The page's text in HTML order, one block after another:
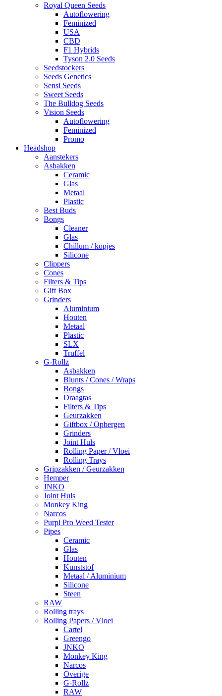
Royal Queen Seeds
Autoflowering
Feminized
USA
CBD
F1 Hybrids
Tyson 2.0 Seeds
Seedstockers
Seeds Genetics
Sensi Seeds
Sweet Seeds
The Bulldog Seeds
Vision Seeds
Autoflowering
Feminized
Promo
Headshop
Aanstekers
Asbakken
Ceramic
Glas
Metaal
Plastic
Best Buds
Bongs
Cleaner
Glas
Chillum / kopjes
Silicone
Clippers
Cones
Filters & Tips
Gift Box
Grinders
Aluminium
Houten
Metaal
Plastic
SLX
Truffel
G-Rollz
Asbakken
Blunts / Cones / Wraps
Bongs
Draagtas
Filters & Tips
Geurzakken
Giftbox / Opbergen
Grinders
Joint Huls
Rolling Paper / Vloei
Rolling Trays
Gripzakken / Geurzakken
Hemper
JNKO
Joint Huls
Monkey King
Narcos
Purpl Pro Weed Tester
Pipes
Ceramic
Glas
Houten
Kunststof
Metaal / Aluminium
Silicone
Steen
RAW
Rolling trays
Rolling Papers / Vloei
Cartel
Greengo
JNKO
Monkey King
Narcos
Overige
G-Rollz
RAW